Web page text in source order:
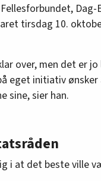
tirsdag 10.
over, men det er
eget initiativ ønsker
sine, sier han.
i at det beste ville